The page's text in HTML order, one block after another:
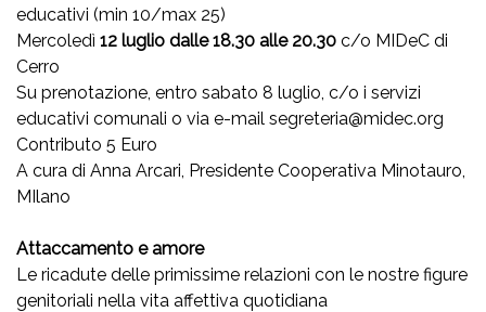
educativi (min 10/max 25)
Mercoledì 12 luglio dalle 18.30 alle 20.30 c/o MIDeC di
Cerro
Su prenotazione, entro sabato 8 luglio, c/o i servizi
educativi comunali o via e-mail segreteria@midec.org
Contributo 5 Euro
A cura di Anna Arcari, Presidente Cooperativa Minotauro,
MIlano
Attaccamento e amore
Le ricadute delle primissime relazioni con le nostre figure
genitoriali nella vita affettiva quotidiana